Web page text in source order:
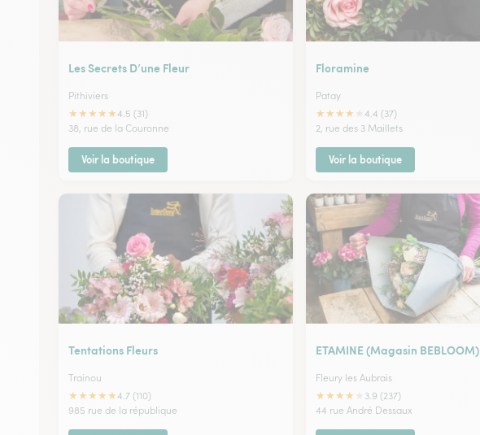
Les Secrets D’une Fleur
Pithiviers
★★★★★4.5 (31)
38, rue de la Couronne
Voir la boutique
Floramine
Patay
★★★★
4.4 (37)
2, rue des 3 Maillets
Voir la boutique
Tentations Fleurs
Trainou
★★★★★4.7 (110)
985 rue de la république
ETAMINE (Magasin BEBLOOM)
Fleury les Aubrais
★★★★
3.9 (237)
44 rue André Dessaux